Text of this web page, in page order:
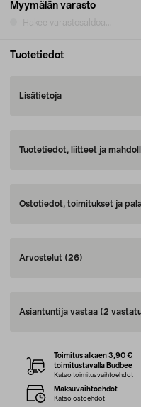
Myymälän varasto
Hakee varastosaldoa...
Tuotetiedot
Lisätietoja
Tuotetiedot, liitteet ja
Ostotiedot, toimitukset ja
Arvostelut (26)
Asiantuntija vastaa (2
Toimitus alkaen 3,90 €
toimitustavalla Budbee
Katso toimitusvaihtoehdot
Maksuvaihtoehdot
Katso ostoehdot